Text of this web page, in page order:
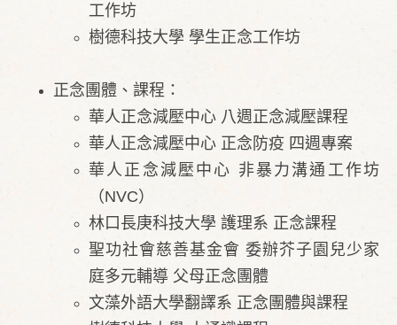
工作坊
樹德科技大學 學生正念工作坊
正念團體、課程：
華人正念減壓中心 八週正念減壓課程
華人正念減壓中心 正念防疫 四週專案
華人正念減壓中心 非暴力溝通工作坊
（NVC）
林口長庚科技大學 護理系 正念課程
聖功社會慈善基金會 委辦芥子園兒少家
庭多元輔導 父母正念團體
文藻外語大學翻譯系 正念團體與課程